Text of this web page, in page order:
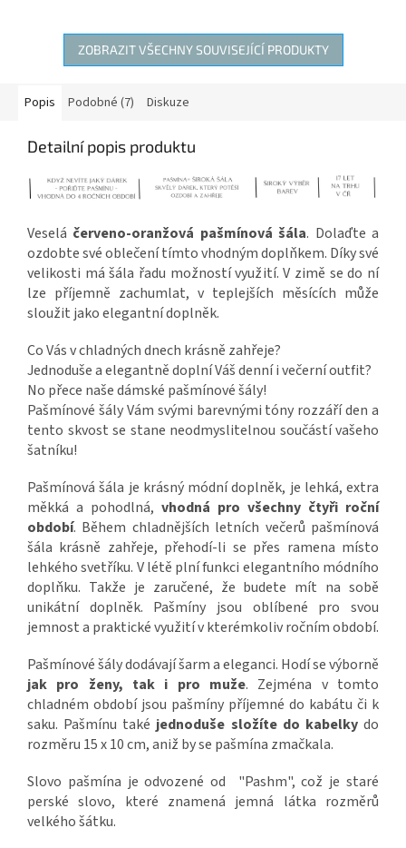
ZOBRAZIT VŠECHNY SOUVISEJÍCÍ PRODUKTY
Popis Podobné (7) Diskuze
Detailní popis produktu
Veselá červeno-oranžová pašmínová šála. Dolaďte a
ozdobte své oblečení tímto vhodným doplňkem. Díky své
velikosti má šála řadu možností využití. V zimě se do ní
lze příjemně zachumlat, v teplejších měsících může
sloužit jako elegantní doplněk.
Co Vás v chladných dnech krásně zahřeje?
Jednoduše a elegantně doplní Váš denní i večerní outfit?
No přece naše dámské pašmínové šály!
Pašmínové šály Vám svými barevnými tóny rozzáří den a
tento skvost se stane neodmyslitelnou součástí vašeho
šatníku!
Pašmínová šála je krásný módní doplněk, je lehká, extra
měkká a pohodlná, vhodná pro všechny čtyři roční
období. Během chladnějších letních večerů pašmínová
šála krásně zahřeje, přehodí-li se přes ramena místo
lehkého svetříku. V létě plní funkci elegantního módního
doplňku. Takže je zaručené, že budete mít na sobě
unikátní doplněk. Pašmíny jsou oblíbené pro svou
jemnost a praktické využití v kterémkoliv ročním období.
Pašmínové šály dodávají šarm a eleganci. Hodí se výborně
jak pro ženy, tak i pro muže. Zejména v tomto
chladném období jsou pašmíny příjemné do kabátu či k
saku. Pašmínu také jednoduše složíte do kabelkydo
rozměru 15 x 10 cm, aniž by se pašmína zmačkala.
Slovo pašmína je odvozené od "Pashm", což je staré
perské slovo, které znamená jemná látka rozměrů
velkého šátku.